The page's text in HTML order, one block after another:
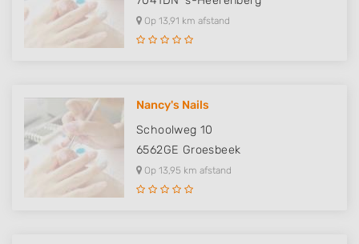
Op 13,91 km afstand
Nancy's Nails
Schoolweg 10
6562GE Groesbeek
Op 13,95 km afstand